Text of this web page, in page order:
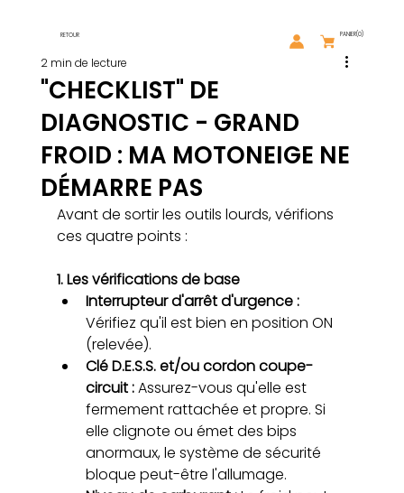
RETOUR
"CHECKLIST" DE
DIAGNOSTIC - GRAND
FROID : MA MOTONEIGE NE
DÉMARRE PAS
2 min de lecture
Avant de sortir les outils lourds, vérifions
ces quatre points :
1. Les vérifications de base
Interrupteur d'arrêt d'urgence :
Vérifiez qu'il est bien en position ON
(relevée).
Clé D.E.S.S. et/ou cordon coupe-
circuit : Assurez-vous qu'elle est
fermement rattachée et propre. Si
elle clignote ou émet des bips
anormaux, le système de sécurité
bloque peut-être l'allumage.
PANIER(0)